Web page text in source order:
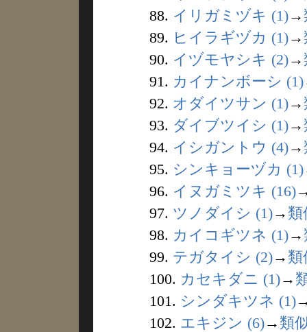
88. イリガミヅキ (1)→
89. ヒイラギヅカ (1)→
90. イヅモヤシキ (2)→
91. カイナンボーシ (1)
92. オダイツサン (1)→
93. ダイブツイシ (1)→
94. イシガントウ (4)→
95. シンキョーヅカ (1)
96. イヌガミツキ (16)
97. ツノダイシ (1)→ 類
98. カイコギツネ (1)→
99. テガタイシ (2)→ 類
100. カセキダニ (1)→
101. シンダキツネ (1)
102. エキジン (6)→ 類